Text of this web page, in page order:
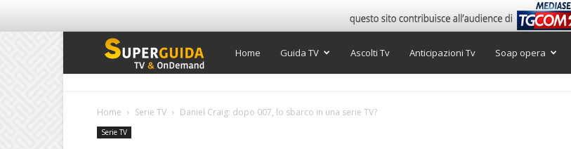
Super
Home Guida TV Ascolti Tv Anticipazioni Tv Soap opera
Home Serie TV Daniel Craig: dopo 007, lo sbarco in una serie TV?
Serie TV